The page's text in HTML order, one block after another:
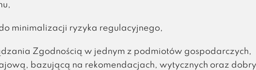
minimalizacji ryzyka regulacyjnego,
Zgodnością w jednym z podmiotów gospodarczych,
bazującą na rekomendacjach, wytycznych oraz